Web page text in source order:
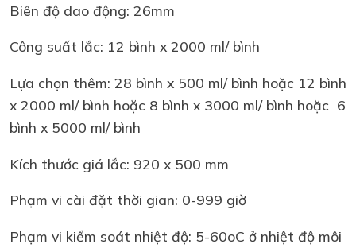
Biên độ dao động: 26mm
Công suất lắc: 12 bình x 2000 ml/ bình
Lựa chọn thêm: 28 bình x 500 ml/ bình hoặc 12 bình
x 2000 ml/ bình hoặc 8 bình x 3000 ml/ bình hoặc 6
bình x 5000 ml/ bình
Kích thước giá lắc: 920 x 500 mm
Phạm vi cài đặt thời gian: 0-999 giờ
Phạm vi kiểm soát nhiệt độ: 5-60oC ở nhiệt độ môi